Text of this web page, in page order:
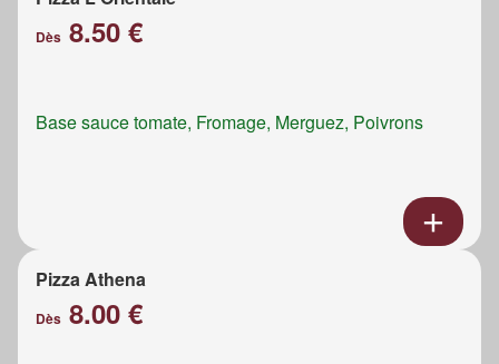
Dès 8.50 €
Base sauce tomate, Fromage, Merguez, Poivrons
Pizza Athena
Dès 8.00 €